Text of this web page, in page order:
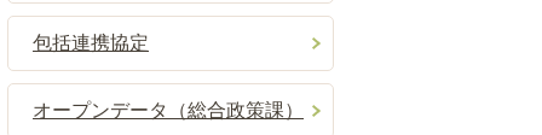
包括連携協定
オープンデータ（総合政策課）